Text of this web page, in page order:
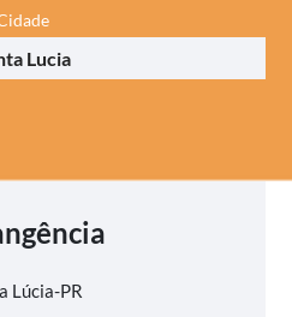
Lucia
Lúcia-PR